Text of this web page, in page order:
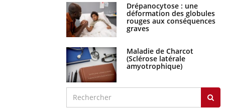
Drépanocytose : une
déformation des globules
rouges aux conséquences
graves
Maladie de Charcot
(Sclérose latérale
amyotrophique)